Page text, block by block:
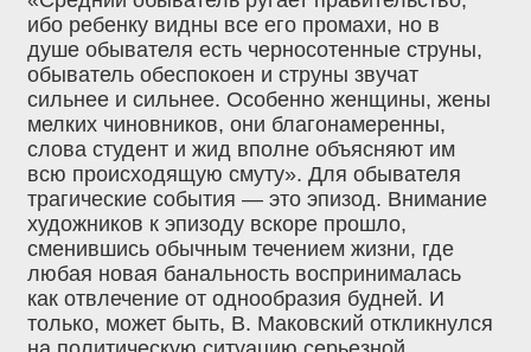
ибо ребенку видны все его промахи, но в
душе обывателя есть черносотенные струны,
обыватель обеспокоен и струны звучат
сильнее и сильнее. Особенно женщины, жены
мелких чиновников, они благонамеренны,
слова студент и жид вполне объясняют им
всю происходящую смуту». Для обывателя
трагические события — это эпизод. Внимание
художников к эпизоду вскоре прошло,
сменившись обычным течением жизни, где
любая новая банальность воспринималась
как отвлечение от однообразия будней. И
только, может быть, В. Маковский откликнулся